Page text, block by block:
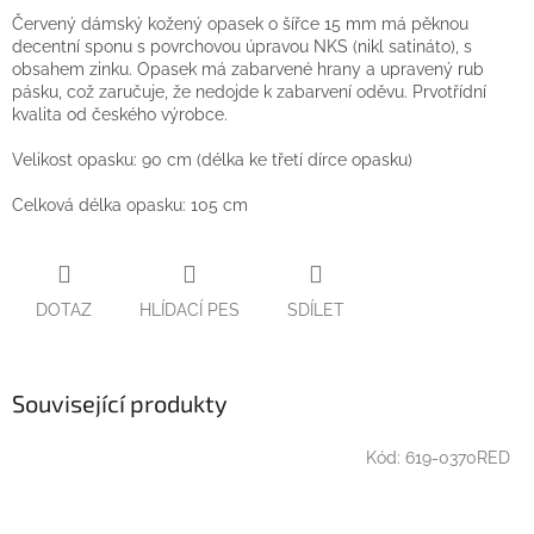
Červený dámský kožený opasek o šířce 15 mm má pěknou
decentní sponu s povrchovou úpravou NKS (nikl satináto), s
obsahem zinku. Opasek má zabarvené hrany a upravený rub
pásku, což zaručuje, že nedojde k zabarvení oděvu. Prvotřídní
kvalita od českého výrobce.
Velikost opasku: 90 cm (délka ke třetí dírce opasku)
Celková délka opasku: 105 cm
DOTAZ HLÍDACÍ PES SDÍLET
Související produkty
Kód: 619-0370RED